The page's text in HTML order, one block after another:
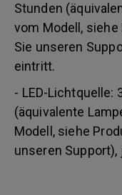
Stunden
vom Modell,
Sie unseren
eintritt.
- LED-Lichtquelle:
(äquivalente
Modell, siehe
unseren